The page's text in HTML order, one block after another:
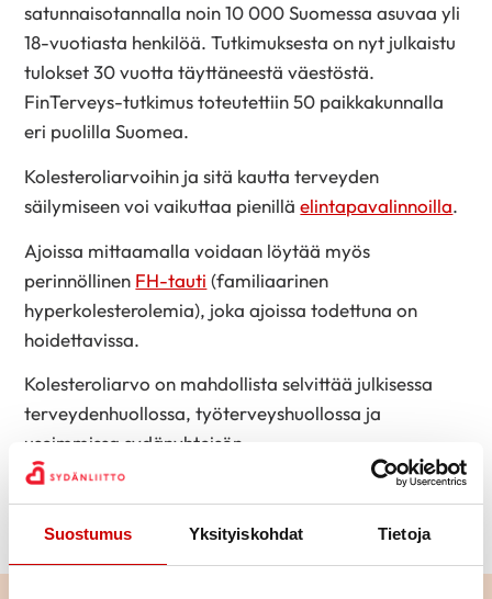
Suostumus Yksityiskohdat Tietoja
satunnaisotannalla noin 10 000 Suomessa asuvaa yli
18-vuotiasta henkilöä. Tutkimuksesta on nyt julkaistu
tulokset 30 vuotta täyttäneestä väestöstä.
FinTerveys-tutkimus toteutettiin 50 paikkakunnalla
eri puolilla Suomea.
Kolesteroliarvoihin ja sitä kautta terveyden
säilymiseen voi vaikuttaa pienilläelintapavalinnoilla.
Ajoissa mittaamalla voidaan löytää myös
perinnöllinen FH-tauti (familiaarinen
hyperkolesterolemia), joka ajoissa todettuna on
hoidettavissa.
Kolesteroliarvo on mahdollista selvittää julkisessa
terveydenhuollossa, työterveyshuollossa ja
useimmissa sydänyhteisön
järjestämissä terveysmittaustilaisuuksissa. Katso
sinua lähin tapahtumaSydänliiton
tapahtumakalenterista.